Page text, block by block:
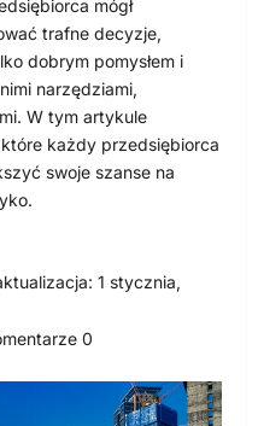
mógł
trafne decyzje,
dobrym pomysłem i
narzędziami,
W tym artykule
każdy przedsiębiorca
swoje szanse na
1 stycznia,
0